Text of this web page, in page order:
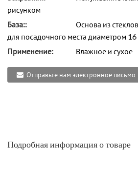
рисунком
База::
Основа из
для посадочного места диаметром
Применение:
Влажное и сухое
Отправьте нам электронное письмо
Подробная информация о товаре